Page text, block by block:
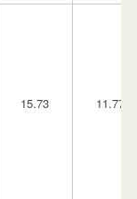
15.73 11.77